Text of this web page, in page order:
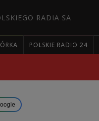
RADIA SA
POLSKIE RADIO 24